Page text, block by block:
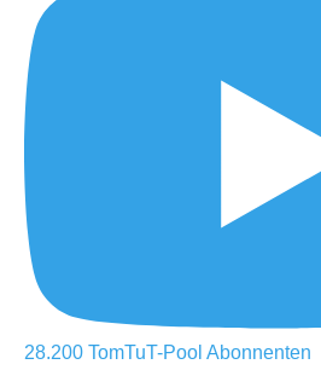
28.200 TomTuT-Pool Abonnenten